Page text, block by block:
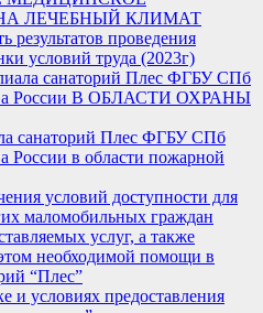
ЛЕЧЕБНЫЙ КЛИМАТ
результатов проведения
условий труда (2023г)
санаторий Плес ФГБУ СПб
России В ОБЛАСТИ ОХРАНЫ
санаторий Плес ФГБУ СПб
в области пожарной
условий доступности для
маломобильных граждан
услуг, а также
необходимой помощи в
“Плес”
и условиях предоставления